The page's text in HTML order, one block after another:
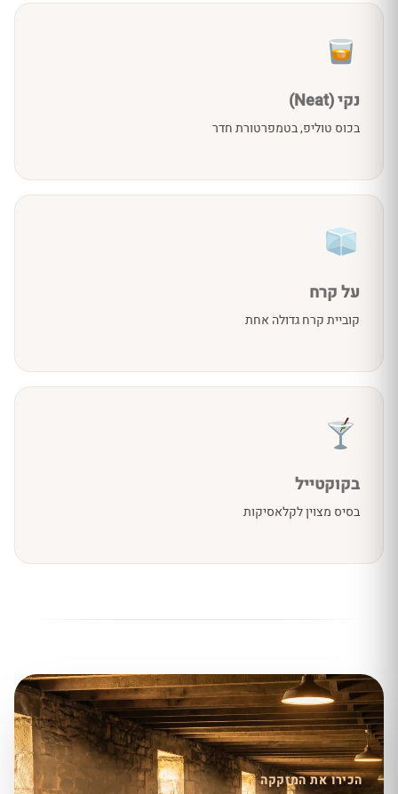
נקי (Neat)
בכוס טוליפ, בטמפרטורת חדר
על קרח
קוביית קרח גדולה אחת
בקוקטייל
בסיס מצוין לקלאסיקות
הכירו את המזקקה